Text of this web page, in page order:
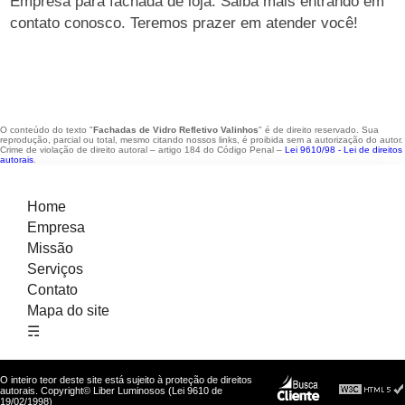
contato conosco. Teremos prazer em atender você!
O conteúdo do texto "Fachadas de Vidro Refletivo Valinhos" é de direito reservado. Sua
reprodução, parcial ou total, mesmo citando nossos links, é proibida sem a autorização do autor.
Crime de violação de direito autoral – artigo 184 do Código Penal – Lei 9610/98 - Lei de direitos
autorais
Home
Empresa
Missão
Serviços
Contato
Mapa do site
☴
O inteiro teor deste site está sujeito à proteção de direitos
autorais. Copyright© Liber Luminosos (Lei 9610 de
19/02/1998)